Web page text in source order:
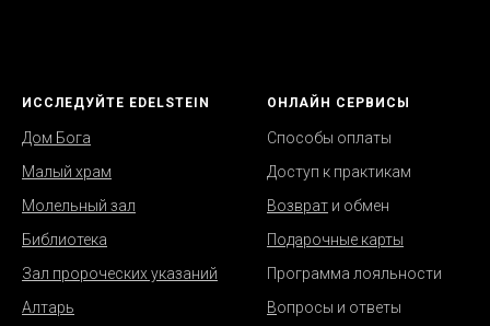
ИССЛЕДУЙТЕ EDELSTEIN
Дом Бога
Малый храм
Молельный зал
Библиотека
Зал пророческих указаний
Алтарь
ОНЛАЙН СЕРВИСЫ
Способы оплаты
Доступ к практикам
Возврат и обмен
Подарочные карты
Программа лояльности
Вопросы и ответы